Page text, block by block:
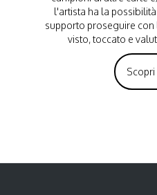
l'artista ha la
supporto proseguire
visto, toccato e
Scopri